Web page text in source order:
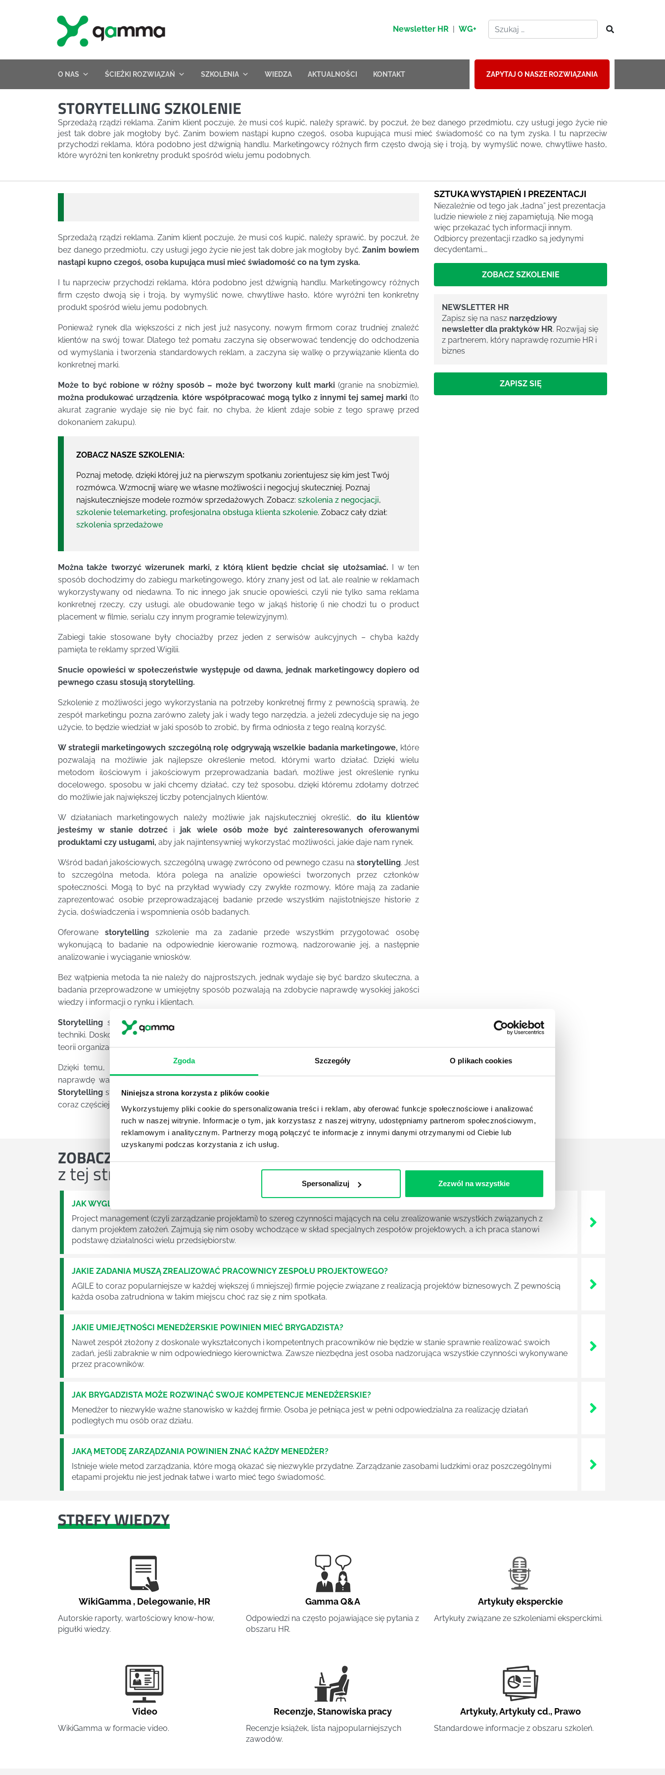
Zgoda Szczegóły O plikach cookies
Niniejsza strona korzysta z plików cookie
Wykorzystujemy pliki cookie do spersonalizowania treści i reklam, aby oferować funkcje społecznościowe i analizować
ruch w naszej witrynie. Informacje o tym, jak korzystasz z naszej witryny, udostępniamy partnerom społecznościowym,
reklamowym i analitycznym. Partnerzy mogą połączyć te informacje z innymi danymi otrzymanymi od Ciebie lub
uzyskanymi podczas korzystania z ich usług.
Spersonalizuj Zezwól na wszystkie
Newsletter HR | WG+
O NAS ŚCIEŻKI ROZWIĄZAŃ SZKOLENIA WIEDZA AKTUALNOŚCI KONTAKT ZAPYTAJ O NASZE ROZWIĄZANIA
STORYTELLING SZKOLENIE
Sprzedażą rządzi reklama. Zanim klient poczuje, że musi coś kupić, należy sprawić, by poczuł, że bez danego przedmiotu, czy usługi jego życie nie
jest tak dobre jak mogłoby być. Zanim bowiem nastąpi kupno czegoś, osoba kupująca musi mieć świadomość co na tym zyska. I tu naprzeciw
przychodzi reklama, która podobno jest dźwignią handlu. Marketingowcy różnych firm często dwoją się i troją, by wymyślić nowe, chwytliwe hasło,
które wyróżni ten konkretny produkt spośród wielu jemu podobnych.
Sprzedażą rządzi reklama. Zanim klient poczuje, że musi coś kupić, należy sprawić, by poczuł, że
bez danego przedmiotu, czy usługi jego życie nie jest tak dobre jak mogłoby być.Zanim bowiem
nastąpi kupno czegoś, osoba kupująca musi mieć świadomość co na tym zyska.
I tu naprzeciw przychodzi reklama, która podobno jest dźwignią handlu. Marketingowcy różnych
firm często dwoją się i troją, by wymyślić nowe, chwytliwe hasło, które wyróżni ten konkretny
produkt spośród wielu jemu podobnych.
Ponieważ rynek dla większości z nich jest już nasycony, nowym firmom coraz trudniej znaleźć
klientów na swój towar. Dlatego też pomału zaczyna się obserwować tendencję do odchodzenia
od wymyślania i tworzenia standardowych reklam, a zaczyna się walkę o przywiązanie klienta do
konkretnej marki.
Może to być robione w różny sposób – może być tworzony kult marki (granie na snobizmie),
można produkować urządzenia, które współpracować mogą tylko z innymi tej samej marki (to
akurat zagranie wydaje się nie być fair, no chyba, że klient zdaje sobie z tego sprawę przed
dokonaniem zakupu).
ZOBACZ NASZE SZKOLENIA:
Poznaj metodę, dzięki której już na pierwszym spotkaniu zorientujesz się kim jest Twój
rozmówca. Wzmocnij wiarę we własne możliwości i negocjuj skuteczniej. Poznaj
najskuteczniejsze modele rozmów sprzedażowych. Zobacz: szkolenia z negocjacji,
szkolenie telemarketing, profesjonalna obsługa klienta szkolenie. Zobacz cały dział:
szkolenia sprzedażowe
Można także tworzyć wizerunek marki, z którą klient będzie chciał się utożsamiać. I w ten
sposób dochodzimy do zabiegu marketingowego, który znany jest od lat, ale realnie w reklamach
wykorzystywany od niedawna. To nic innego jak snucie opowieści, czyli nie tylko sama reklama
konkretnej rzeczy, czy usługi, ale obudowanie tego w jakąś historię (i nie chodzi tu o product
placement w filmie, serialu czy innym programie telewizyjnym).
Zabiegi takie stosowane były chociażby przez jeden z serwisów aukcyjnych – chyba każdy
pamięta te reklamy sprzed Wigilii.
Snucie opowieści w społeczeństwie występuje od dawna, jednak marketingowcy dopiero od
pewnego czasu stosują storytelling.
Szkolenie z możliwości jego wykorzystania na potrzeby konkretnej firmy z pewnością sprawią, że
zespół marketingu pozna zarówno zalety jak i wady tego narzędzia, a jeżeli zdecyduje się na jego
użycie, to będzie wiedział w jaki sposób to zrobić, by firma odniosła z tego realną korzyść.
W strategii marketingowych szczególną rolę odgrywają wszelkie badania marketingowe, które
pozwalają na możliwie jak najlepsze określenie metod, którymi warto działać. Dzięki wielu
metodom ilościowym i jakościowym przeprowadzania badań, możliwe jest określenie rynku
docelowego, sposobu w jaki chcemy działać, czy też sposobu, dzięki któremu zdołamy dotrzeć
do możliwie jak największej liczby potencjalnych klientów.
W działaniach marketingowych należy możliwie jak najskuteczniej określić, do ilu klientów
jesteśmy w stanie dotrzeć i jak wiele osób może być zainteresowanych oferowanymi
produktami czy usługami, aby jak najintensywniej wykorzystać możliwości, jakie daje nam rynek.
Wśród badań jakościowych, szczególną uwagę zwrócono od pewnego czasu na storytelling. Jest
to szczególna metoda, która polega na analizie opowieści tworzonych przez członków
społeczności. Mogą to być na przykład wywiady czy zwykłe rozmowy, które mają za zadanie
zaprezentować osobie przeprowadzającej badanie przede wszystkim najistotniejsze historie z
życia, doświadczenia i wspomnienia osób badanych.
Oferowanestorytelling szkolenie ma za zadanie przede wszystkim przygotować osobę
wykonującą to badanie na odpowiednie kierowanie rozmową, nadzorowanie jej, a następnie
analizowanie i wyciąganie wniosków.
Bez wątpienia metoda ta nie należy do najprostszych, jednak wydaje się być bardzo skuteczna, a
badania przeprowadzone w umiejętny sposób pozwalają na zdobycie naprawdę wysokiej jakości
wiedzy i informacji o rynku i klientach.
Storytelling szkolenie pozwala również na znaczne zwiększenie możliwości wykorzystania tej
techniki. Doskonale bowiem sprawdza się badaniach socjologicznych, ale również w zarządzaniu i
teorii organizacji.
Dzięki temu, że osoba przeprowadzająca badanie nie ingeruje w opowieści, można zyskać
naprawdę wartościowe informacje, które doskonale można następnie wykorzystać w biznesie
Storytelling stał się wspaniałą metodą, szeroko docenianą, z której wiele osób chętnie korzysta i
coraz częściej stanowi ona ważną metodę badawczą.
SZTUKA WYSTĄPIEŃ I PREZENTACJI
Niezależnie od tego jak „ładna” jest prezentacja
ludzie niewiele z niej zapamiętują. Nie mogą
więc przekazać tych informacji innym.
Odbiorcy prezentacji rzadko są jedynymi
decydentami,…
ZOBACZ SZKOLENIE
NEWSLETTER HR
Zapisz się na nasz narzędziowy
newsletter dla praktyków HR. Rozwijaj się
z partnerem, który naprawdę rozumie HR i
biznes
ZAPISZ SIĘ
ZOBACZOSTATNIE ARTYKUŁY
z tej strefy wiedzy
JAK WYGLĄDA PRACA ZESPOŁÓW PROJEKTOWYCH W ZWINNEJ METODYCE?
Project management (czyli zarządzanie projektami) to szereg czynności mających na celu zrealizowanie wszystkich związanych z
danym projektem założeń. Zajmują się nim osoby wchodzące w skład specjalnych zespołów projektowych, a ich praca stanowi
podstawę działalności wielu przedsiębiorstw.
JAKIE ZADANIA MUSZĄ ZREALIZOWAĆ PRACOWNICY ZESPOŁU PROJEKTOWEGO?
AGILE to coraz popularniejsze w każdej większej (i mniejszej) firmie pojęcie związane z realizacją projektów biznesowych. Z pewnością
każda osoba zatrudniona w takim miejscu choć raz się z nim spotkała.
JAKIE UMIEJĘTNOŚCI MENEDŻERSKIE POWINIEN MIEĆ BRYGADZISTA?
Nawet zespół złożony z doskonale wykształconych i kompetentnych pracowników nie będzie w stanie sprawnie realizować swoich
zadań, jeśli zabraknie w nim odpowiedniego kierownictwa. Zawsze niezbędna jest osoba nadzorująca wszystkie czynności wykonywane
przez pracowników.
JAK BRYGADZISTA MOŻE ROZWINĄĆ SWOJE KOMPETENCJE MENEDŻERSKIE?
Menedżer to niezwykle ważne stanowisko w każdej firmie. Osoba je pełniąca jest w pełni odpowiedzialna za realizację działań
podległych mu osób oraz działu.
JAKĄ METODĘ ZARZĄDZANIA POWINIEN ZNAĆ KAŻDY MENEDŻER?
Istnieje wiele metod zarządzania, które mogą okazać się niezwykle przydatne. Zarządzanie zasobami ludzkimi oraz poszczególnymi
etapami projektu nie jest jednak łatwe i warto mieć tego świadomość.
STREFY WIEDZY
WikiGamma , Delegowanie, HR
Autorskie raporty, wartościowy know-how,
pigułki wiedzy.
Gamma Q&A
Odpowiedzi na często pojawiające się pytania z
obszaru HR.
Artykuły eksperckie
Artykuły związane ze szkoleniami eksperckimi.
Video
WikiGamma w formacie video.
Recenzje,Stanowiska pracy
Recenzje książek, lista najpopularniejszych
zawodów.
Artykuły,Artykuły cd., Prawo
Standardowe informacje z obszaru szkoleń.